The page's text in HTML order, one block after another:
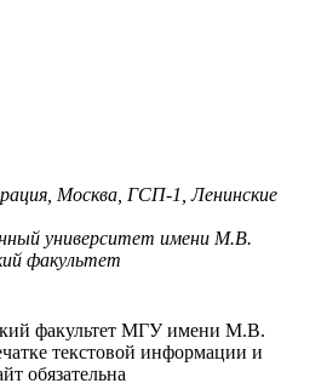
Москва, ГСП-1, Ленинские
университет имени М.В.
факультет
факультет МГУ имени М.В.
текстовой информации и
обязательна